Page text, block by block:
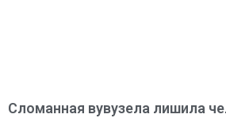
Сломанная вувузела лишила